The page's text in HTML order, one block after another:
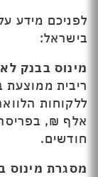
לפניכם מידע
בישראל:
מינוס בבנק
חודשים.
מסגרת מינוס